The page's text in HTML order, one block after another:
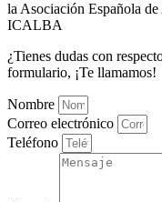
la Asociación Española
ICALBA
¿Tienes dudas con
formulario, ¡Te llamamos!
Nombre
Correo electrónico
Teléfono